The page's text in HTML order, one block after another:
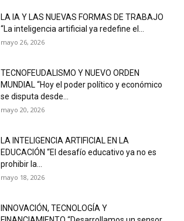
LA IA Y LAS NUEVAS FORMAS DE TRABAJO
“La inteligencia artificial ya redefine el...
mayo 26, 2026
TECNOFEUDALISMO Y NUEVO ORDEN
MUNDIAL “Hoy el poder político y económico
se disputa desde...
mayo 20, 2026
LA INTELIGENCIA ARTIFICIAL EN LA
EDUCACIÓN “El desafío educativo ya no es
prohibir la...
mayo 18, 2026
INNOVACIÓN, TECNOLOGÍA Y